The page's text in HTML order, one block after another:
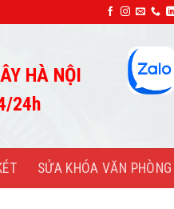
SỬA KHÓA TUẤN THỊNH-UY TÍN
HÀ NỘI
24h
SỬA KHÓA VĂN PHÒNG